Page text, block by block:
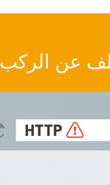
عن الركب